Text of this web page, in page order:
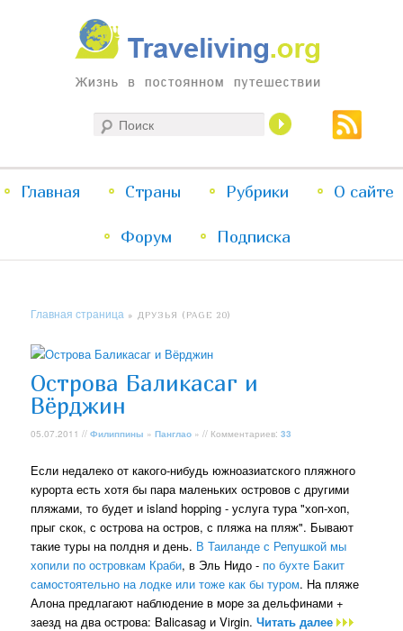
Traveliving
Жизнь в постоянном путешествии
меню
Перейти
к
Перейти
к
Главная Страны Рубрики О сайте
Форум Подписка
Главная страница » ДРУЗЬЯ (PAGE 20)
Острова Баликасаг и
Вёрджин
05.07.2011 //Филиппины »Панглао » // Комментариев:33
Если недалеко от какого-нибудь южноазиатского пляжного
курорта есть хотя бы пара маленьких островов с другими
пляжами, то будет и island hopping - услуга тура "хоп-хоп,
прыг скок, с острова на остров, с пляжа на пляж". Бывают
такие туры на полдня и день. В Таиланде с Репушкой мы
хопили по островкам Краби, в Эль Нидо - по бухте Бакит
самостоятельно на лодке или тоже как бы туром. На пляже
Алона предлагают наблюдение в море за дельфинами +
заезд на два острова: Balicasag и Virgin.Читать далее